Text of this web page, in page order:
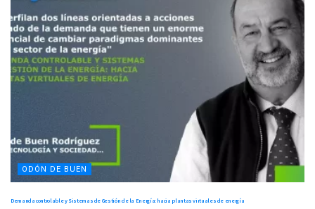
ODÓN DE BUEN
Demanda controlable y Sistemas de Gestión de la Energía: hacia plantas virtuales de energía